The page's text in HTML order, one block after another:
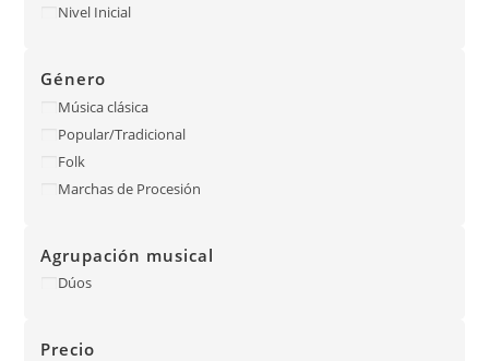
Nivel Inicial
Género
Música clásica
Popular/Tradicional
Folk
Marchas de Procesión
Agrupación musical
Dúos
Precio